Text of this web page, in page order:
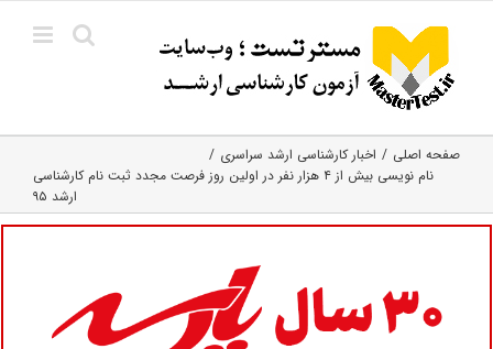
content
صفحه اصلی
اخبار کارشناسی ارشد سراسری
نام نویسی بیش از ۴ هزار نفر در اولین روز فرصت مجدد ثبت نام کارشناسی
ارشد ۹۵